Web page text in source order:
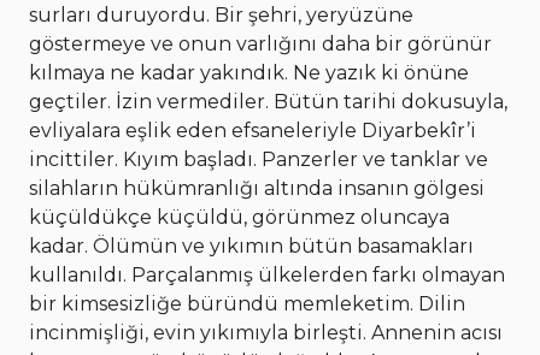
surları duruyordu. Bir şehri, yeryüzüne
göstermeye ve onun varlığını daha bir görünür
kılmaya ne kadar yakındık. Ne yazık ki önüne
geçtiler. İzin vermediler. Bütün tarihi dokusuyla,
evliyalara eşlik eden efsaneleriyle Diyarbekîr’i
incittiler. Kıyım başladı. Panzerler ve tanklar ve
silahların hükümranlığı altında insanın gölgesi
küçüldükçe küçüldü, görünmez oluncaya
kadar. Ölümün ve yıkımın bütün basamakları
kullanıldı. Parçalanmış ülkelerden farkı olmayan
bir kimsesizliğe büründü memleketim. Dilin
incinmişliği, evin yıkımıyla birleşti. Annenin acısı